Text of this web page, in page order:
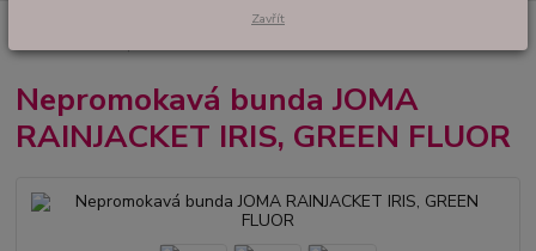
Oblečení do deště
RAINJACKET IRIS, GREEN FLUOR
Nepromokavá bunda JOMA
RAINJACKET IRIS, GREEN FLUOR
Zavřít